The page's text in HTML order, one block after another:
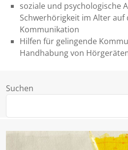
soziale und psychologische
Schwerhörigkeit im Alter auf
Kommunikation
Hilfen für gelingende
Handhabung von
Suchen